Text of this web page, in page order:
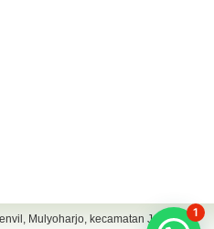
Mulyoharjo, kecamatan Jepara
1